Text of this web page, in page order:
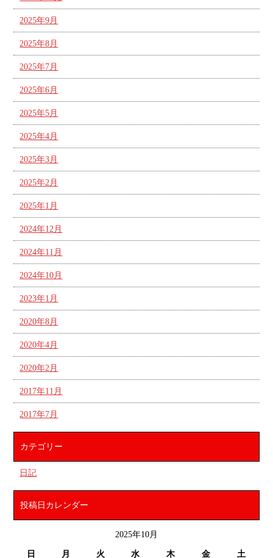
2025年9月
2025年8月
2025年7月
2025年6月
2025年5月
2025年4月
2025年3月
2025年2月
2025年1月
2024年12月
2024年11月
2024年10月
2023年1月
2020年8月
2020年4月
2020年2月
2017年11月
2017年7月
カテゴリー
日記
投稿日カレンダー
2025年10月
日 月 火 水 木 金 土